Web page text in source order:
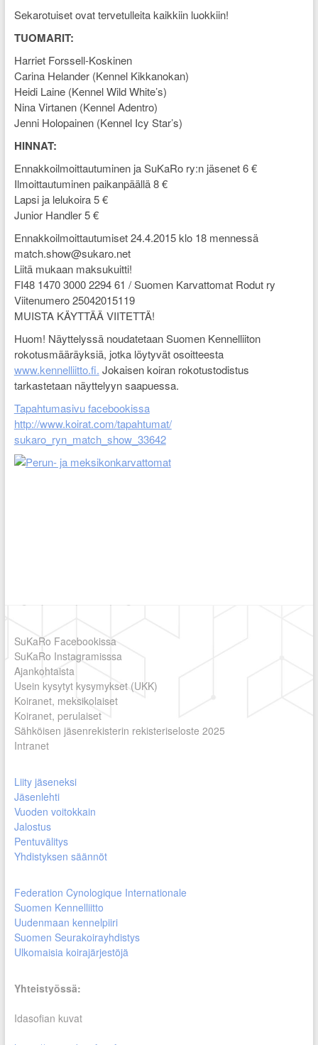
Sekarotuiset ovat tervetulleita kaikkiin luokkiin!
TUOMARIT:
Harriet Forssell-Koskinen
Carina Helander (Kennel Kikkanokan)
Heidi Laine (Kennel Wild White’s)
Nina Virtanen (Kennel Adentro)
Jenni Holopainen (Kennel Icy Star’s)
HINNAT:
Ennakkoilmoittautuminen ja SuKaRo ry:n jäsenet 6 €
Ilmoittautuminen paikanpäällä 8 €
Lapsi ja lelukoira 5 €
Junior Handler 5 €
Ennakkoilmoittautumiset 24.4.2015 klo 18 mennessä
match.show@sukaro.net
Liitä mukaan maksukuitti!
FI48 1470 3000 2294 61 / Suomen Karvattomat Rodut ry
Viitenumero 25042015119
MUISTA KÄYTTÄÄ VIITETTÄ!
Huom! Näyttelyssä noudatetaan Suomen Kennelliiton
rokotusmääräyksiä, jotka löytyvät osoitteesta
www.kennelliitto.fi. Jokaisen koiran rokotustodistus
tarkastetaan näyttelyyn saapuessa.
Tapahtumasivu facebookissa
http://www.koirat.com/tapahtumat/
sukaro_ryn_match_show_33642
SuKaRo Facebookissa
SuKaRo Instagramisssa
Ajankohtaista
Usein kysytyt kysymykset (UKK)
Koiranet, meksikolaiset
Koiranet, perulaiset
Sähköisen jäsenrekisterin rekisteriseloste 2025
Intranet
Liity jäseneksi
Jäsenlehti
Vuoden voitokkain
Jalostus
Pentuvälitys
Yhdistyksen säännöt
Federation Cynologique Internationale
Suomen Kennelliitto
Uudenmaan kennelpiiri
Suomen Seurakoirayhdistys
Ulkomaisia koirajärjestöjä
Yhteistyössä:
Idasofian kuvat